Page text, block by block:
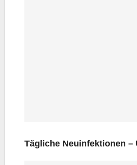
Täg­li­che Neu­in­fek­tio­nen –